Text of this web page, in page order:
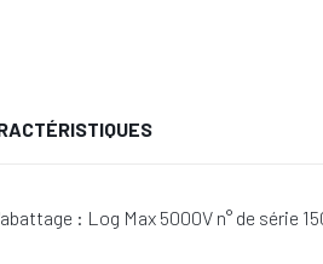
: Log Max 5000V n° de série